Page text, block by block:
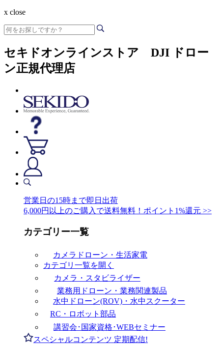
x close
セキドオンラインストア DJI ドロー
ン正規代理店
営業日の15時まで即日出荷
6,000円以上のご購入で送料無料！ポイント1%還元 >>
カテゴリー一覧
カメラドローン・生活家電
カテゴリ一覧を開く
カメラ・スタビライザー
業務用ドローン・業務関連製品
水中ドローン(ROV)・水中スクーター
RC・ロボット部品
講習会･国家資格･WEBセミナー
スペシャルコンテンツ 定期配信!